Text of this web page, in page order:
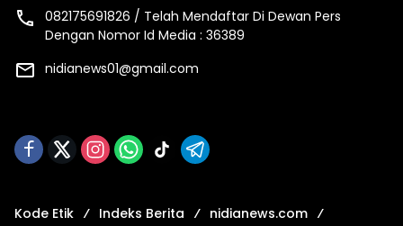
082175691826 / Telah Mendaftar Di Dewan Pers
Dengan Nomor Id Media : 36389
nidianews01@gmail.com
Kode Etik Indeks Berita
nidianews.com